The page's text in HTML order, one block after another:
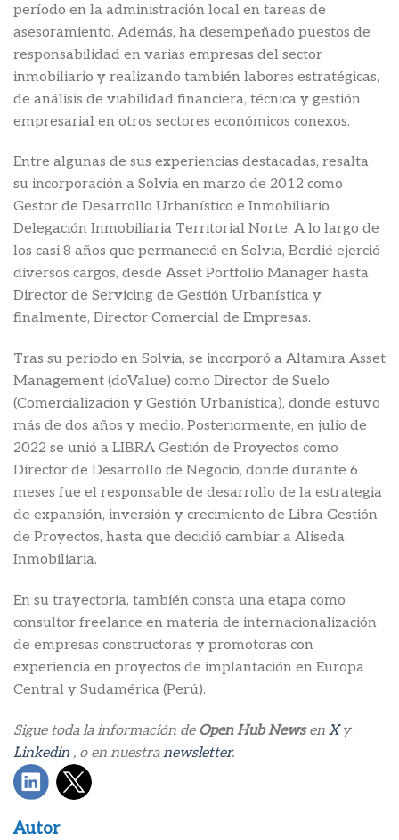
período en la administración local en tareas de
asesoramiento. Además, ha desempeñado puestos de
responsabilidad en varias empresas del sector
inmobiliario y realizando también labores estratégicas,
de análisis de viabilidad financiera, técnica y gestión
empresarial en otros sectores económicos conexos.
Entre algunas de sus experiencias destacadas, resalta
su incorporación a Solvia en marzo de 2012 como
Gestor de Desarrollo Urbanístico e Inmobiliario
Delegación Inmobiliaria Territorial Norte. A lo largo de
los casi 8 años que permaneció en Solvia, Berdié ejerció
diversos cargos, desde Asset Portfolio Manager hasta
Director de Servicing de Gestión Urbanística y,
finalmente, Director Comercial de Empresas.
Tras su periodo en Solvia, se incorporó a Altamira Asset
Management (doValue) como Director de Suelo
(Comercialización y Gestión Urbanística), donde estuvo
más de dos años y medio. Posteriormente, en julio de
2022 se unió a LIBRA Gestión de Proyectos como
Director de Desarrollo de Negocio, donde durante 6
meses fue el responsable de desarrollo de la estrategia
de expansión, inversión y crecimiento de Libra Gestión
de Proyectos, hasta que decidió cambiar a Aliseda
Inmobiliaria.
En su trayectoria, también consta una etapa como
consultor freelance en materia de internacionalización
de empresas constructoras y promotoras con
experiencia en proyectos de implantación en Europa
Central y Sudamérica (Perú).
Sigue toda la información de Open Hub Newsen Xy
Linkedin , o en nuestranewsletter.
Autor